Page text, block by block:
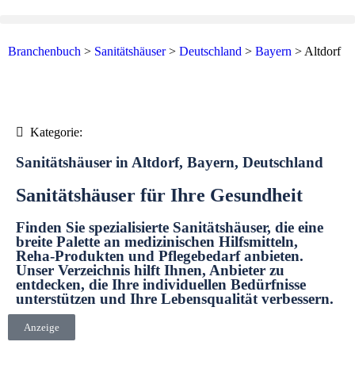
Branchenbuch > Sanitätshäuser> Deutschland > Bayern > Altdorf
Kategorie:
Sanitätshäuser in Altdorf, Bayern, Deutschland
Sanitätshäuser für Ihre Gesundheit
Finden Sie spezialisierte Sanitätshäuser, die eine
breite Palette an medizinischen Hilfsmitteln,
Reha-Produkten und Pflegebedarf anbieten.
Unser Verzeichnis hilft Ihnen, Anbieter zu
entdecken, die Ihre individuellen Bedürfnisse
unterstützen und Ihre Lebensqualität verbessern.
Anzeige